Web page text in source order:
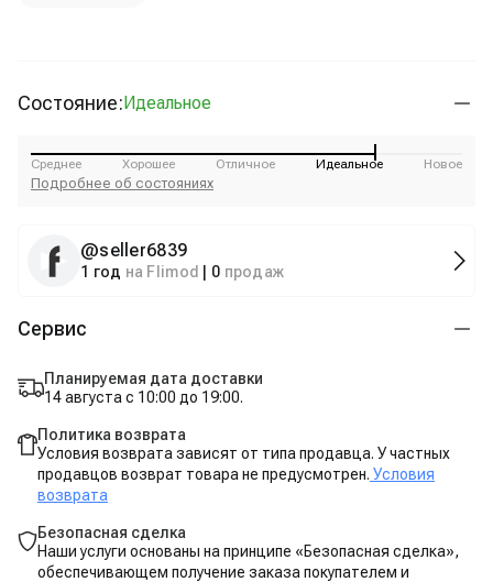
Состояние:Идеальное
Среднее Хорошее Отличное Идеальное Новое
Подробнее об состояниях
@seller6839
1 год на Flimod 0 продаж
Сервис
Планируемая дата доставки
14 августа с 10:00 до 19:00.
Политика возврата
Условия возврата зависят от типа продавца. У частных
продавцов возврат товара не предусмотрен. Условия
возврата
Безопасная сделка
Наши услуги основаны на принципе «Безопасная сделка»,
обеспечивающем получение заказа покупателем и